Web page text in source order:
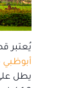
يُعتبر
أبوظبي
يطل